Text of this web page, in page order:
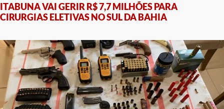
ITABUNA VAI GERIR R$ 7,7 MILHÕES PARA
CIRURGIAS ELETIVAS NO SUL DA BAHIA